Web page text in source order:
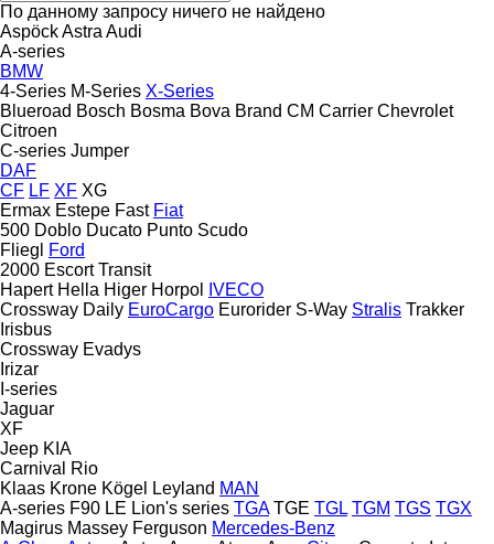
По данному запросу ничего не найдено
AspöckAstra Audi
A-series
BMW
4-Series M-Series X-Series
Blueroad Bosch Bosma Bova Brand CM Carrier Chevrolet
Citroen
C-series Jumper
DAF
CF LF XF XG
Ermax Estepe Fast Fiat
500 Doblo Ducato Punto Scudo
Fliegl
Ford
2000 Escort Transit
Hapert Hella Higer Horpol
IVECO
Crossway Daily EuroCargo Eurorider S-Way Stralis Trakker
Irisbus
Crossway Evadys
Irizar
I-series
Jaguar
XF
Jeep KIA
Carnival
Rio
Klaas Krone Kögel Leyland MAN
A-series F90 LE Lion's series TGA TGE TGL TGM TGS TGX
Magirus Massey Ferguson Mercedes-Benz